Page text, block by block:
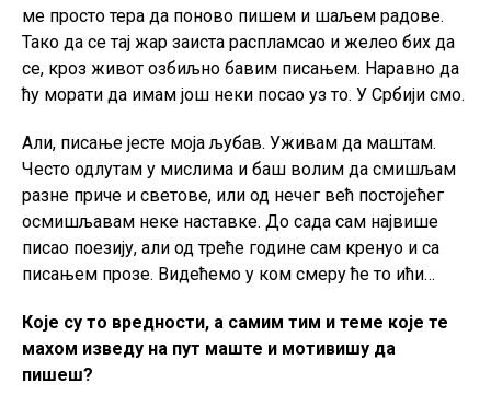
ме просто тера да поново пишем и шаљем радове.
Тако да се тај жар заиста распламсао и желео бих да
се, кроз живот озбиљно бавим писањем. Наравно да
ћу морати да имам још неки посао уз то. У Србији смо.
Али, писање јесте моја љубав. Уживам да маштам.
Често одлутам у мислима и баш волим да смишљам
разне приче и светове, или од нечег већ постојећег
осмишљавам неке наставке. До сада сам највише
писао поезију, али од треће године сам кренуо и са
писањем прозе. Видећемо у ком смеру ће то ићи…
Које су то вредности, а самим тим и теме које те
махом изведу на пут маште и мотивишу да
пишеш?